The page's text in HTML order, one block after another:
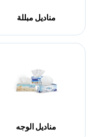
مناديل مبللة
مناديل الوجه